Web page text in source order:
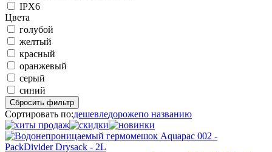
IPX6
Цвета
голубой
желтый
красный
оранжевый
серый
синий
Сбросить фильтр
Сортировать по:дешевледорожепо названию